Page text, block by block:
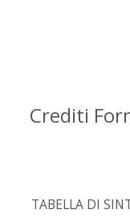
Crediti
TABELLA DI